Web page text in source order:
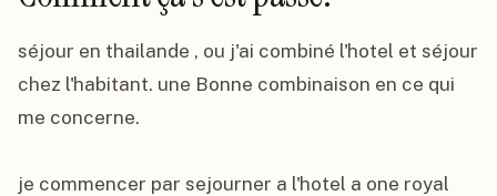
séjour en thailande , ou j'ai combiné l'hotel et séjour
chez l'habitant. une Bonne combinaison en ce qui
me concerne.
je commencer par sejourner a l'hotel a one royal